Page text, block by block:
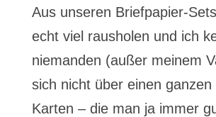
Aus unseren Briefpapier-
echt viel rausholen und ich
niemanden (außer meinem
sich nicht über einen ganzen
Karten – die man ja immer